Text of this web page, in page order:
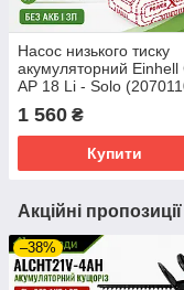
Насос низького тиску
акумуляторний Einhell
AP 18 Li - Solo
1 560 ₴
Купити
Акційні
–38%